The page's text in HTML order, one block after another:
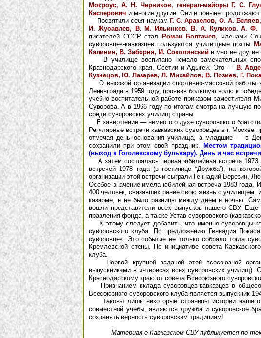
Мокроус, А. Н. Черников, генерал-майоры Г. С.
Касперович и многие другие. Они и поныне
Посвятили себя наукам Г. С. Аракелов, О. А.
И. Жуоавлев, В. М. Ильинков. В. А. Куликов. А. Ф.
писателей СССР стал
Роман Болтачев, членами
суворовцев-кавказцев пользуются училищные поэты
Калинин, В. Заборня, И. Соколинский и многие
В училище воспитано немало замечательных
Краснодарского края, Осетии и Адыгеи. Это — В.
Кузнецов, Ю. Лазарев, Л. Михайлов, В. Позиев, Г.
О высокой организации спортивно-массовой
Ленинграде в 1959 году, проявив большую волю к
учебно-воспитательной работе приказом
Суворова. А в 1966 году по итогам смотра на лучшую
среди суворовских училищ страны.
В завершение — немного о духе суворовского
Регулярные встречи кавказских суворовцев в г.
отмечая день основания училища, а младшие — в
сохранили при этом свой праздник.
Местом
(выход к Гоголевскому бульвару). День и час
А затем состоялась первая юбилейная встреча 1973
встречей 1978 года (в гостинице “Дружба”), на
организации этой встречи сыграли Геннадий Березин,
Особое значение имела юбилейная встреча 1983 года.
400 человек, связавших ранее свою жизнь с
казарме, и не было разницы между днем и ночью.
вошли представители всех выпусков нашего СВУ.
правления фонда, а также Устав суворовского
К этому следует добавить, что именно суворовцы-
суворовского клуба. По предложению Геннадия
суворовцев. Это событие не только собрало тогда
Кремлевской стены. По инициативе совета
клуба.
Первой крупной задачей этой всесоюзной
выпускниками в интересах всех суворовских училищ).
Краснодарскому краю от совета Всесоюзного
Признанием вклада суворовцев-кавказцев в
Всесоюзного суворовского клуба является выпускник
Таковы лишь некоторые страницы истории
совместной учебы, являются дружба и суворовское
сохранять верность суворовским традициям!
Материал о Кавказском СВУ публикуется по